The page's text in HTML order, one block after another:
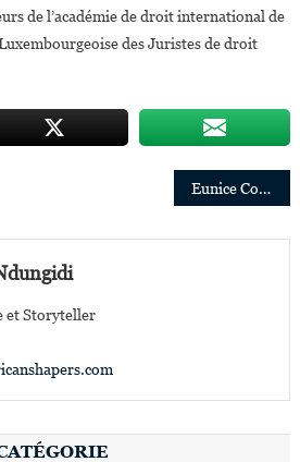
de l’académie de droit international de
des Juristes de droit
Eunice Cofie sélectionnée dans le programme « Milestone Makers » du Nasdaq Entrepreneurial Center
et Storyteller